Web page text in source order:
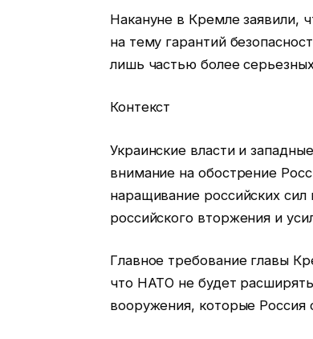
Накануне в Кремле заявили,
на тему гарантий
лишь частью более
Контекст
Украинские власти и
внимание на обострение
наращивание российских
российского вторжения и
Главное требование главы
что НАТО не будет
вооружения, которые Россия